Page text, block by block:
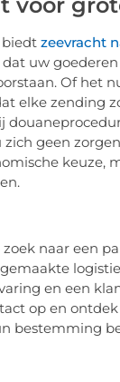
zeevracht
uw
Of het
elke zending
geen
keuze,
naar een
en een
op en
bestemming